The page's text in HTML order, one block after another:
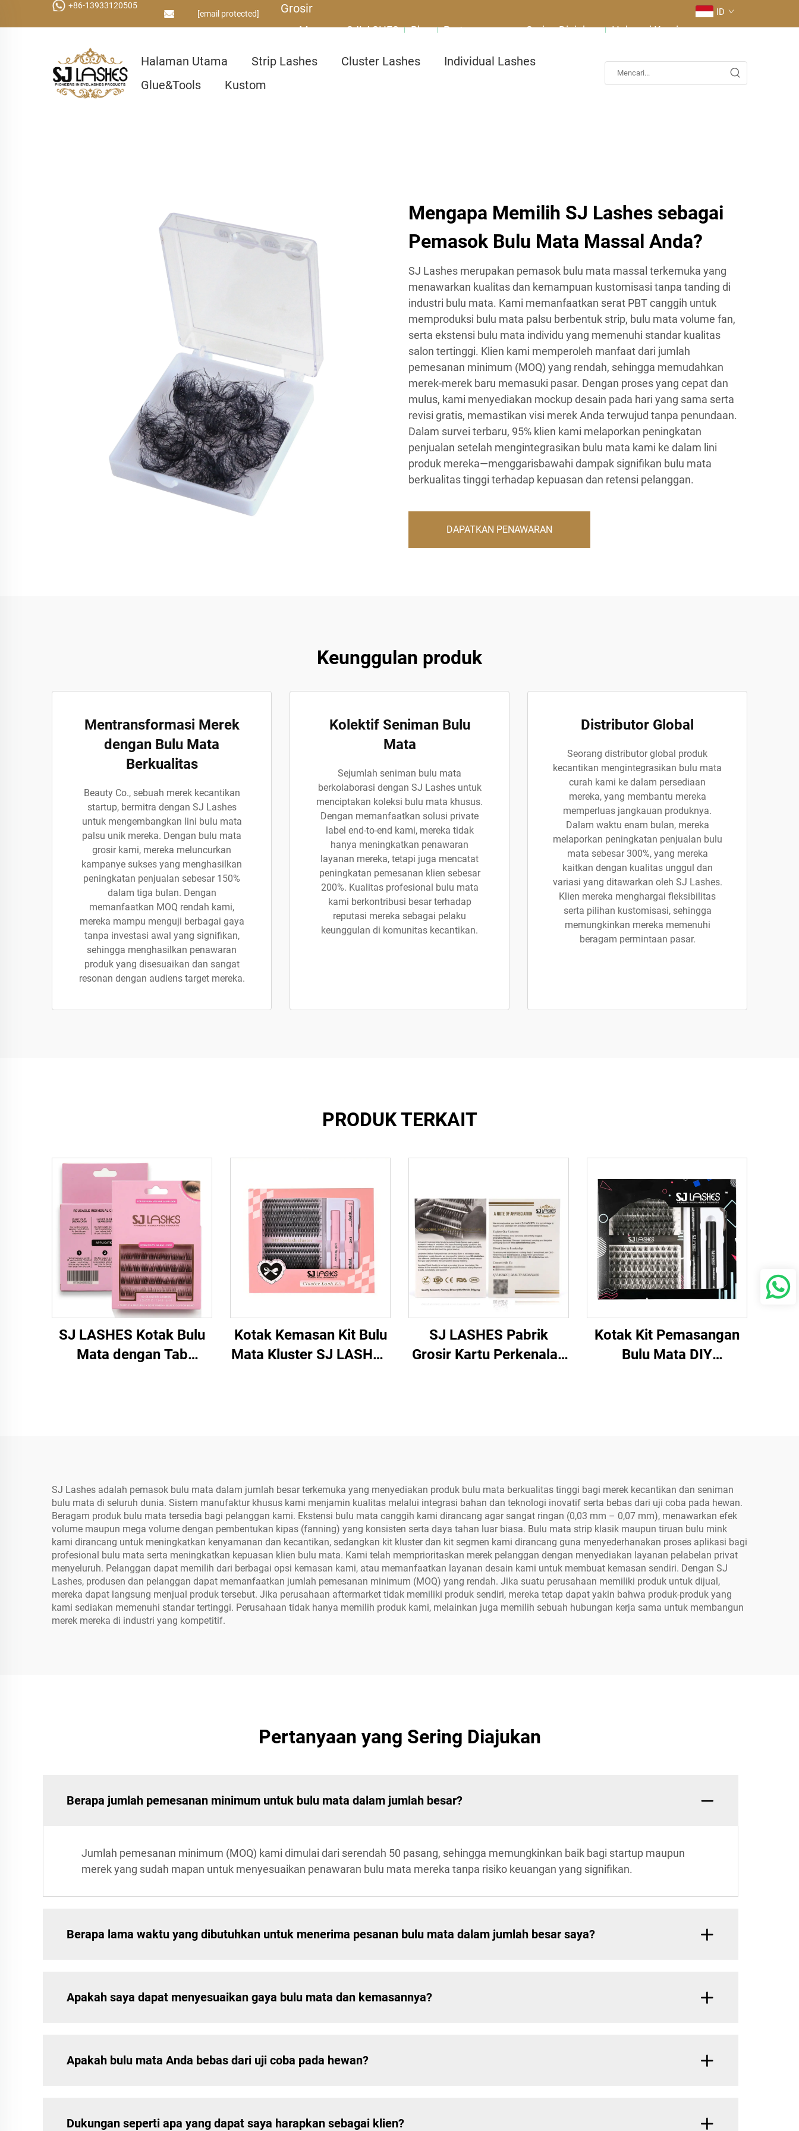
+86-13933120505
[email protected]
Grosir ID
Mengapa SJLASHES Blog Pertanyaan yang Sering Diajukan Hubungi Kami
Halaman Utama Strip Lashes Cluster Lashes
Individual Lashes
Glue&Tools
Kustom
Mengapa Memilih SJ Lashes sebagai
Pemasok Bulu Mata Massal Anda?
SJ Lashes merupakan pemasok bulu mata massal terkemuka yang
menawarkan kualitas dan kemampuan kustomisasi tanpa tanding di
industri bulu mata. Kami memanfaatkan serat PBT canggih untuk
memproduksi bulu mata palsu berbentuk strip, bulu mata volume fan,
serta ekstensi bulu mata individu yang memenuhi standar kualitas
salon tertinggi. Klien kami memperoleh manfaat dari jumlah
pemesanan minimum (MOQ) yang rendah, sehingga memudahkan
merek-merek baru memasuki pasar. Dengan proses yang cepat dan
mulus, kami menyediakan mockup desain pada hari yang sama serta
revisi gratis, memastikan visi merek Anda terwujud tanpa penundaan.
Dalam survei terbaru, 95% klien kami melaporkan peningkatan
penjualan setelah mengintegrasikan bulu mata kami ke dalam lini
produk mereka—menggarisbawahi dampak signifikan bulu mata
berkualitas tinggi terhadap kepuasan dan retensi pelanggan.
DAPATKAN PENAWARAN
Keunggulan produk
Mentransformasi Merek
dengan Bulu Mata
Berkualitas
Beauty Co., sebuah merek kecantikan
startup, bermitra dengan SJ Lashes
untuk mengembangkan lini bulu mata
palsu unik mereka. Dengan bulu mata
grosir kami, mereka meluncurkan
kampanye sukses yang menghasilkan
peningkatan penjualan sebesar 150%
dalam tiga bulan. Dengan
memanfaatkan MOQ rendah kami,
mereka mampu menguji berbagai gaya
tanpa investasi awal yang signifikan,
sehingga menghasilkan penawaran
produk yang disesuaikan dan sangat
resonan dengan audiens target mereka.
Kolektif Seniman Bulu
Mata
Sejumlah seniman bulu mata
berkolaborasi dengan SJ Lashes untuk
menciptakan koleksi bulu mata khusus.
Dengan memanfaatkan solusi private
label end-to-end kami, mereka tidak
hanya meningkatkan penawaran
layanan mereka, tetapi juga mencatat
peningkatan pemesanan klien sebesar
200%. Kualitas profesional bulu mata
kami berkontribusi besar terhadap
reputasi mereka sebagai pelaku
keunggulan di komunitas kecantikan.
Distributor Global
Seorang distributor global produk
kecantikan mengintegrasikan bulu mata
curah kami ke dalam persediaan
mereka, yang membantu mereka
memperluas jangkauan produknya.
Dalam waktu enam bulan, mereka
melaporkan peningkatan penjualan bulu
mata sebesar 300%, yang mereka
kaitkan dengan kualitas unggul dan
variasi yang ditawarkan oleh SJ Lashes.
Klien mereka menghargai fleksibilitas
serta pilihan kustomisasi, sehingga
memungkinkan mereka memenuhi
beragam permintaan pasar.
PRODUK TERKAIT
SJ LASHES Kotak Bulu
Mata dengan Tab
Kotak Kemasan Kit Bulu
Mata Kluster SJ LASHES
Muda & Ungu, OEM
SJ LASHES Pabrik
Grosir Kartu Perkenalan
OEM/ODM
Kotak Kit Pemasangan
Bulu Mata DIY
SJ Lashes adalah pemasok bulu mata dalam jumlah besar terkemuka yang menyediakan produk bulu mata berkualitas tinggi bagi merek kecantikan dan seniman
bulu mata di seluruh dunia. Sistem manufaktur khusus kami menjamin kualitas melalui integrasi bahan dan teknologi inovatif serta bebas dari uji coba pada hewan.
Beragam produk bulu mata tersedia bagi pelanggan kami. Ekstensi bulu mata canggih kami dirancang agar sangat ringan (0,03 mm – 0,07 mm), menawarkan efek
volume maupun mega volume dengan pembentukan kipas (fanning) yang konsisten serta daya tahan luar biasa. Bulu mata strip klasik maupun tiruan bulu mink
kami dirancang untuk meningkatkan kenyamanan dan kecantikan, sedangkan kit kluster dan kit segmen kami dirancang guna menyederhanakan proses aplikasi bagi
profesional bulu mata serta meningkatkan kepuasan klien bulu mata. Kami telah memprioritaskan merek pelanggan dengan menyediakan layanan pelabelan privat
menyeluruh. Pelanggan dapat memilih dari berbagai opsi kemasan kami, atau memanfaatkan layanan desain kami untuk membuat kemasan sendiri. Dengan SJ
Lashes, produsen dan pelanggan dapat memanfaatkan jumlah pemesanan minimum (MOQ) yang rendah. Jika suatu perusahaan memiliki produk untuk dijual,
mereka dapat langsung menjual produk tersebut. Jika perusahaan aftermarket tidak memiliki produk sendiri, mereka tetap dapat yakin bahwa produk-produk yang
kami sediakan memenuhi standar tertinggi. Perusahaan tidak hanya memilih produk kami, melainkan juga memilih sebuah hubungan kerja sama untuk membangun
merek mereka di industri yang kompetitif.
Pertanyaan yang Sering Diajukan
Berapa jumlah pemesanan minimum untuk bulu mata dalam jumlah besar?
Jumlah pemesanan minimum (MOQ) kami dimulai dari serendah 50 pasang, sehingga memungkinkan baik bagi startup maupun
merek yang sudah mapan untuk menyesuaikan penawaran bulu mata mereka tanpa risiko keuangan yang signifikan.
Berapa lama waktu yang dibutuhkan untuk menerima pesanan bulu mata dalam jumlah besar saya?
Apakah saya dapat menyesuaikan gaya bulu mata dan kemasannya?
Apakah bulu mata Anda bebas dari uji coba pada hewan?
Dukungan seperti apa yang dapat saya harapkan sebagai klien?